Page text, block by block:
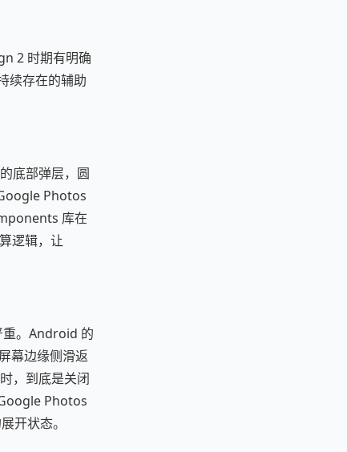
2 时期有明确
续存在的辅助
底部弹层，圆
Photos
库在
逻辑，让
重。Android 的
幕边缘侧滑返
，到底是关闭
Photos
开状态。